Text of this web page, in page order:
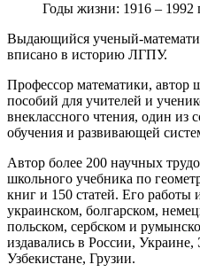
Годы жизни: 1916 – 1992
Выдающийся ученый-
вписано в историю ЛГПУ.
Профессор математики, автор
пособий для учителей и
внеклассного чтения, один из
обучения и развивающей
Автор более 200 научных
школьного учебника по
книг и 150 статей. Его работы
украинском, болгарском,
польском, сербском и
издавались в России,
Узбекистане, Грузии.